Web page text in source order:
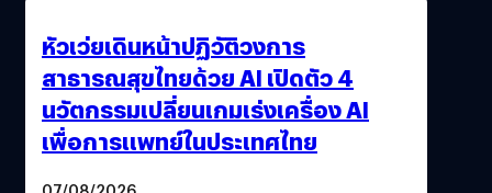
หัวเว่ยเดินหน้าปฏิวัติวงการ
สาธารณสุขไทยด้วย AI เปิดตัว 4
นวัตกรรมเปลี่ยนเกมเร่งเครื่อง AI
เพื่อการแพทย์ในประเทศไทย